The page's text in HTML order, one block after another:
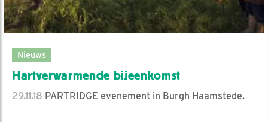
Nieuws
Hartverwarmende bijeenkomst
29.11.18 PARTRIDGE evenement in Burgh Haamstede.